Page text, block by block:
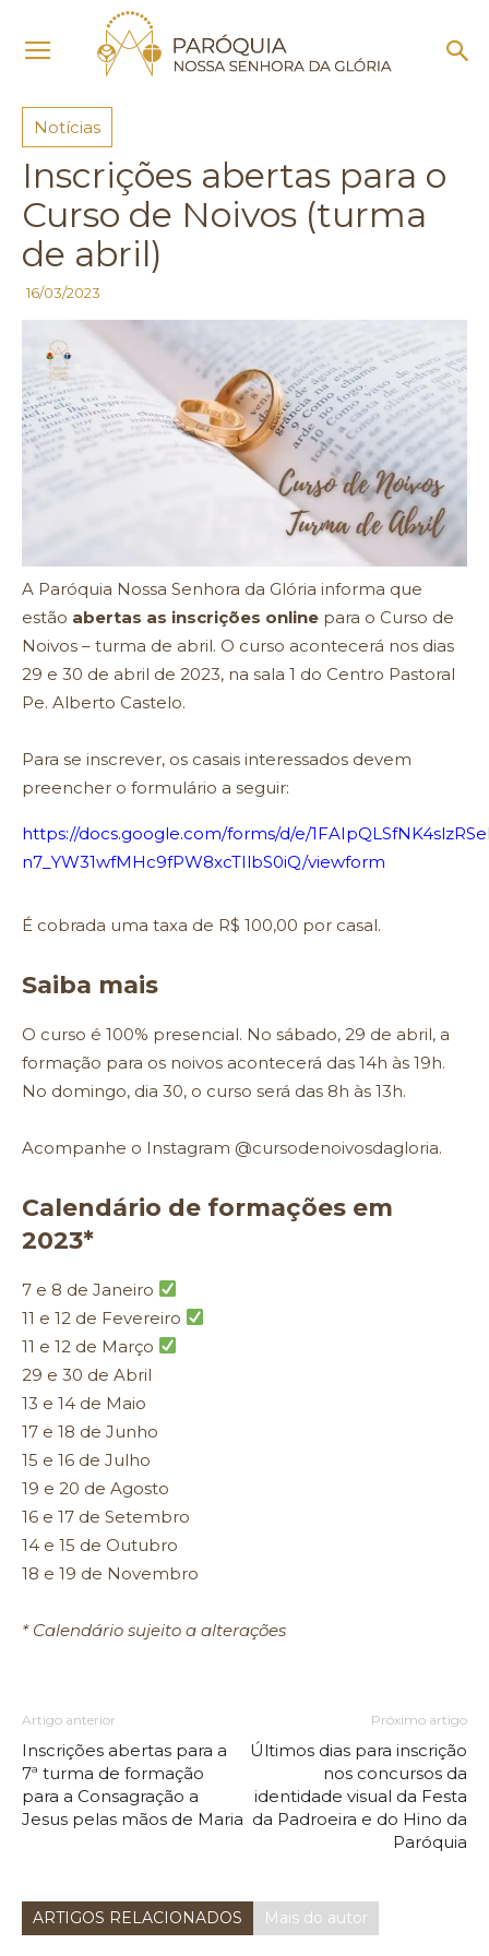
Notícias
Notícias
Inscrições abertas para o
Curso de Noivos (turma
de abril)
16/03/2023
A Paróquia Nossa Senhora da Glória informa que
estão abertas as inscrições online para o Curso de
Noivos – turma de abril. O curso acontecerá nos dias
29 e 30 de abril de 2023, na sala 1 do Centro Pastoral
Pe. Alberto Castelo.
Para se inscrever, os casais interessados devem
preencher o formulário a seguir:
https://docs.google.com/forms/d/e/
n7_YW31wfMHc9fPW8xcTIlbS0iQ/viewform
É cobrada uma taxa de R$ 100,00 por casal.
Saiba mais
O curso é 100% presencial. No sábado, 29 de abril, a
formação para os noivos acontecerá das 14h às 19h.
No domingo, dia 30, o curso será das 8h às 13h.
Acompanhe o Instagram @cursodenoivosdagloria.
Calendário de formações em
2023*
7 e 8 de Janeiro
11 e 12 de Fevereiro
11 e 12 de Março
29 e 30 de Abril
13 e 14 de Maio
17 e 18 de Junho
15 e 16 de Julho
19 e 20 de Agosto
16 e 17 de Setembro
14 e 15 de Outubro
18 e 19 de Novembro
* Calendário sujeito a alterações
Artigo anterior
Inscrições abertas para a
7ª turma de formação
para a Consagração a
Jesus pelas mãos de Maria
Próximo artigo
Últimos dias para inscrição
nos concursos da
identidade visual da Festa
da Padroeira e do Hino da
Paróquia
ARTIGOS RELACIONADOS Mais do autor